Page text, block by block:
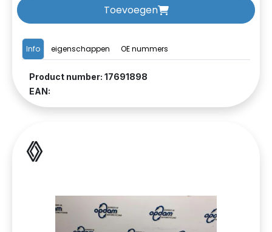
Info eigenschappen OE nummers
Product number: 17691898
EAN:
Toevoegen